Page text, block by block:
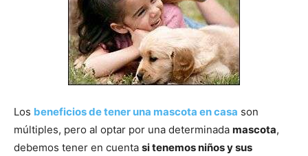
de
Perros
Los beneficios de tener una mascota en casa son
múltiples, pero al optar por una determinada mascota,
debemos tener en cuenta si tenemos niños y sus